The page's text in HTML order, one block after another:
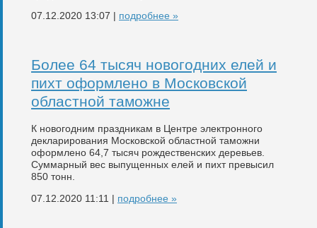
07.12.2020 13:07 | подробнее »
Более 64 тысяч новогодних елей и
пихт оформлено в Московской
областной таможне
К новогодним праздникам в Центре электронного
декларирования Московской областной таможни
оформлено 64,7 тысяч рождественских деревьев.
Суммарный вес выпущенных елей и пихт превысил
850 тонн.
07.12.2020 11:11 | подробнее »